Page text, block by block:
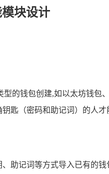
块设计
型的钱包创建,如以太坊钱包
匙（密码和助记词）的人才
助记词等方式导入已有的